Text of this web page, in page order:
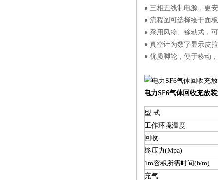
● 三相五线制电源，更
● 流程图可选择绘于面
● 采用风冷、移动式，
● 真空计为数字显示皮
● 优质脚轮，便于移动
电力SF6气体回收充放
型 式
工作环境温度
回收
终压力(Mpa)
1m容积所需时间(h/m)
充气